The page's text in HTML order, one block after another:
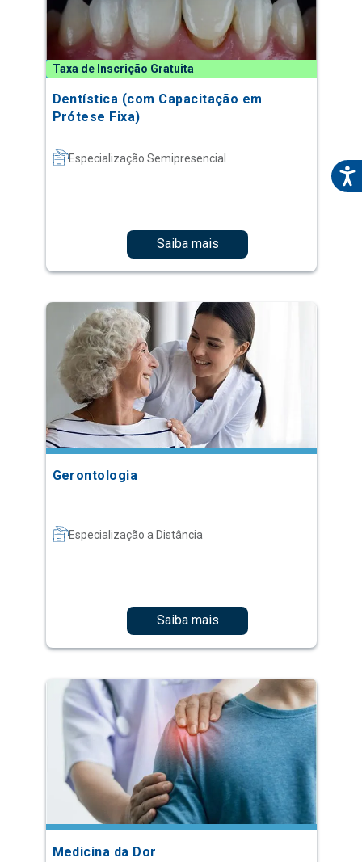
Taxa de Inscrição Gratuita
Dentística (com Capacitação em
Prótese Fixa)
Especialização Semipresencial
Saiba mais
Gerontologia
Especialização a Distância
Saiba mais
Medicina da Dor